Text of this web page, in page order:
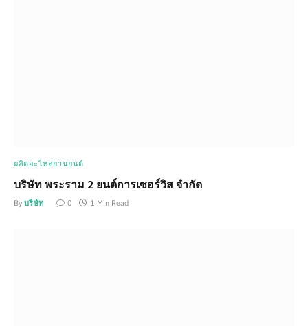
ผลิตอะไหล่ยานยนต์
บริษัท พระราม 2 ยนต์การเซอร์วิส จำกัด
By บริษัท 0 1 Min Read